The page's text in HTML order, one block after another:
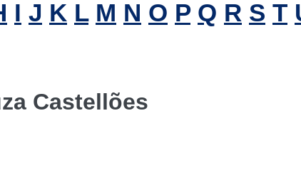
I J K L M N O P Q R S T
Castellões